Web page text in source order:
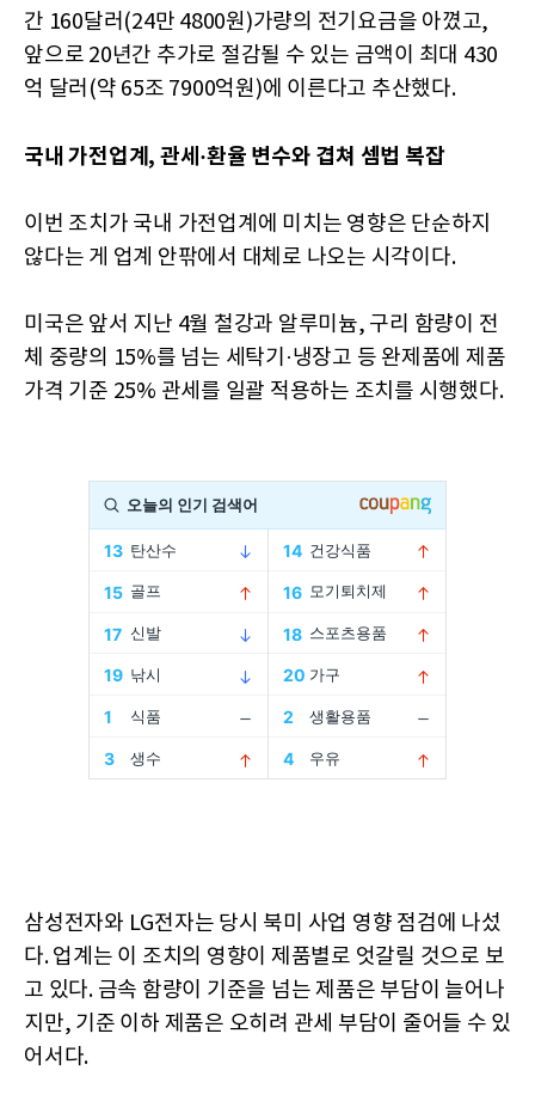
간 160달러(24만 4800원)가량의 전기요금을 아꼈고,
앞으로 20년간 추가로 절감될 수 있는 금액이 최대 430
억 달러(약 65조 7900억원)에 이른다고 추산했다.
국내 가전업계, 관세·환율 변수와 겹쳐 셈법 복잡
이번 조치가 국내 가전업계에 미치는 영향은 단순하지
않다는 게 업계 안팎에서 대체로 나오는 시각이다.
미국은 앞서 지난 4월 철강과 알루미늄, 구리 함량이 전
체 중량의 15%를 넘는 세탁기·냉장고 등 완제품에 제품
가격 기준 25% 관세를 일괄 적용하는 조치를 시행했다.
삼성전자와 LG전자는 당시 북미 사업 영향 점검에 나섰
다. 업계는 이 조치의 영향이 제품별로 엇갈릴 것으로 보
고 있다. 금속 함량이 기준을 넘는 제품은 부담이 늘어나
지만, 기준 이하 제품은 오히려 관세 부담이 줄어들 수 있
어서다.